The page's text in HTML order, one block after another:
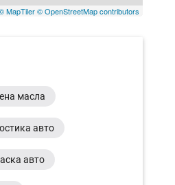
MapTiler© OpenStreetMap contributors
масла
авто
авто